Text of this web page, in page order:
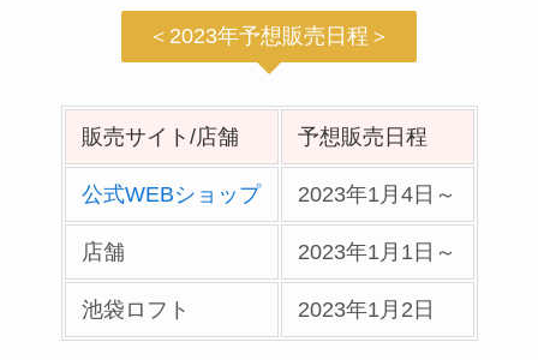
＜2023年予想販売日程＞
販売サイト/店舗 予想販売日程
公式WEBショップ 2023年1月4日～
店舗 2023年1月1日～
池袋ロフト 2023年1月2日